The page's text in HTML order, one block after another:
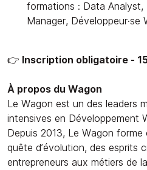
formations : Data
Manager,
👉 Inscription obligatoire -
À propos du Wagon
Le Wagon est un des leaders
intensives en Développement
Depuis 2013, Le Wagon
quête d’évolution, des esprits
entrepreneurs aux métiers de